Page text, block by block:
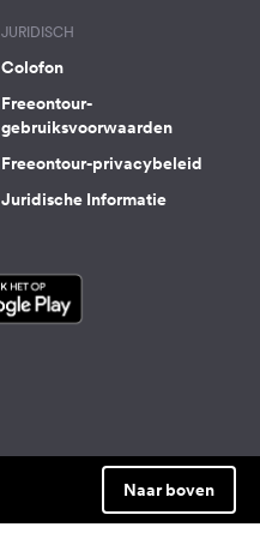
JURIDISCH
Colofon
Freeontour-
gebruiksvoorwaarden
Freeontour-privacybeleid
Juridische Informatie
Naar boven